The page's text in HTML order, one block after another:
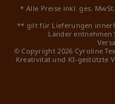
* Alle Preise inkl. ges. MwSt.
** gilt für Lieferungen
Länder entnehmen
© Copyright 2026 Cyroline
Kreativität und KI-gestützte